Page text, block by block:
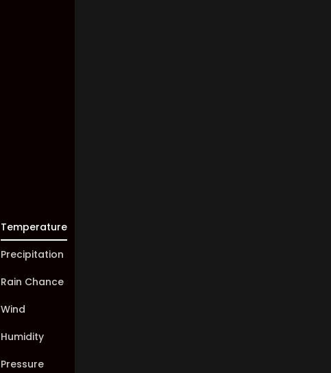
Temperature
Precipitation
Rain Chance
Wind
Humidity
Pressure